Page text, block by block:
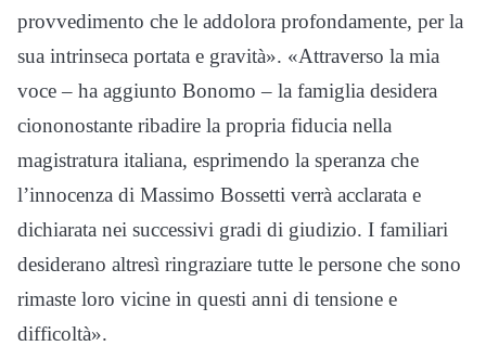
provvedimento che le addolora profondamente, per la
sua intrinseca portata e gravità». «Attraverso la mia
voce – ha aggiunto Bonomo – la famiglia desidera
ciononostante ribadire la propria fiducia nella
magistratura italiana, esprimendo la speranza che
l’innocenza di Massimo Bossetti verrà acclarata e
dichiarata nei successivi gradi di giudizio. I familiari
desiderano altresì ringraziare tutte le persone che sono
rimaste loro vicine in questi anni di tensione e
difficoltà».